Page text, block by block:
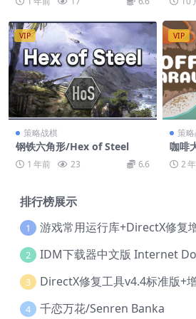
VIP
策略战棋
钢铁六角形/Hex of Steel
1 年前 23 6.6
VIP
策
咖啡
2
排行榜展示
1 游戏常用运行库+DirectX修复
2
3 DirectX修复工具v4.4标准版+
4 千恋万花/Senren Banka